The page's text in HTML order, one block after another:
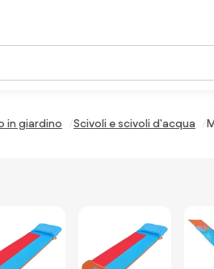
in giardino Scivoli e scivoli d'acqua